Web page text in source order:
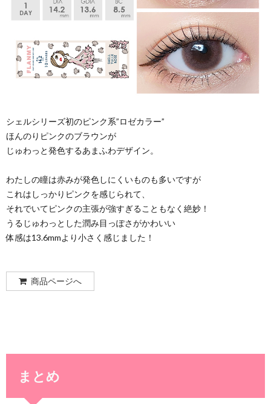
シェルシリーズ初のピンク系”ロゼカラー”
ほんのりピンクのブラウンが
じゅわっと発色するあまふわデザイン。
わたしの瞳は赤みが発色しにくいものも多いですが
これはしっかりピンクを感じられて、
それでいてピンクの主張が強すぎることもなく絶妙！
うるじゅわっとした潤み目っぽさがかわいい
体感は13.6mmより小さく感じました！
商品ページへ
まとめ